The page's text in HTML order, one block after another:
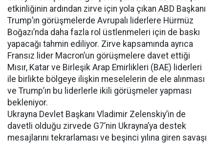
etkinliğinin ardından zirve için yola çıkan ABD Başkanı
Trump’ın görüşmelerde Avrupalı liderlere Hürmüz
Boğazı’nda daha fazla rol üstlenmeleri için de baskı
yapacağı tahmin ediliyor. Zirve kapsamında ayrıca
Fransız lider Macron’un görüşmelere davet ettiği
Mısır, Katar ve Birleşik Arap Emirlikleri (BAE) liderleri
ile birlikte bölgeye ilişkin meselelerin de ele alınması
ve Trump’ın bu liderlerle ikili görüşmeler yapması
bekleniyor.
Ukrayna Devlet Başkanı Vladimir Zelenskiy’in de
davetli olduğu zirvede G7’nin Ukrayna’ya destek
mesajlarını tekrarlaması ve beşinci yılına giren savaşı